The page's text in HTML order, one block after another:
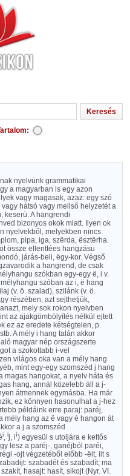
nyelvünk grammatikai
a magyarban is egy azon
vagy magasak, azaz: egy szó
hátsó vagy mellső helyzetét a
keserü. A hangrendi
bizonyos okok miatt. Ilyen ok
nyelvekből, melyekben nincs
pipa, iga, szërda, ësztërha.
össze ellenttées hangzásu
járás-beli, ëgy-kor. Végső
a hangrend, de csak
szókban egy-egy ë, i v.
szóban az i, ë hang
(v. ö. szalad), szilánk (v. ö.
részében, azt sejthetjük,
mely sok rokon nyelvben
az ajakgömbölyítés nélkül ejtett
ez az eredete kétségtelen, p.
A mély i hang talán akkor
magyar nép országszerte
a szokottabb i-vel
világos oka van a mély hang
mint egy-egy szomszéd j hang
magas hangokat, a nyelv háta és
hang, annál közelebb áll a j-
átmennek egymásba. Ha már
ez könnyen hasonulhat a j-hez
példáink erre paraj: paréj,
mély hang az ë vagy é hangon át
a j a szomszéd
i, ij, ií) egyesül s utoljára e kettős
lesz a paréj-, ganéjból paréi,
-ojt végzetéből előbb -ëit, iit s
szabadét és szabadít; ma
hasajt: hasít, sikojt (Nyr. VI.